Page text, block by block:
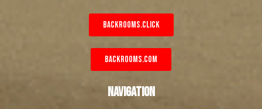
BACKROOMS.CLICK
BACKROOMS.COM
NAVIGATION